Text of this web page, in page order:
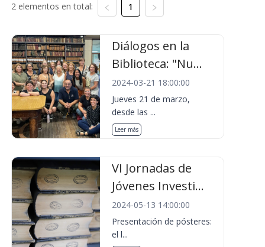
2 elementos en total: 1
Diálogos en la
Biblioteca: "Nu...
2024-03-21 18:00:00
Jueves 21 de marzo,
desde las ...
Leer más
VI Jornadas de
Jóvenes Investi...
2024-05-13 14:00:00
Presentación de pósteres:
el l...